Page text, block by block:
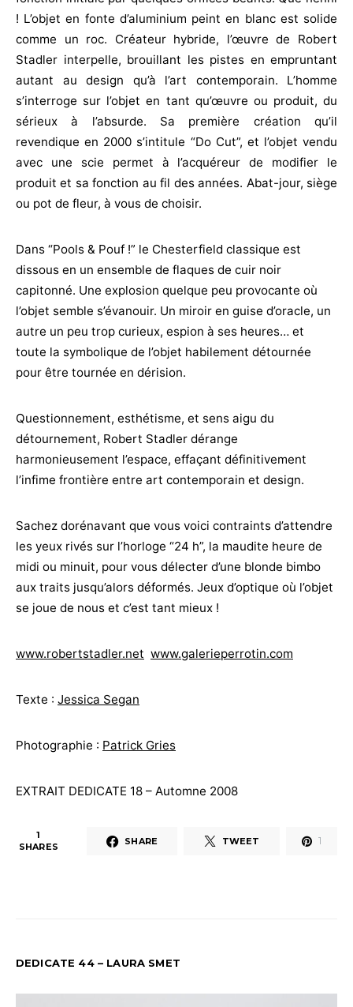
! L’objet en fonte d’aluminium peint en blanc est solide
comme un roc. Créateur hybride, l’œuvre de Robert
Stadler interpelle, brouillant les pistes en empruntant
autant au design qu’à l’art contemporain. L’homme
s’interroge sur l’objet en tant qu’œuvre ou produit, du
sérieux à l’absurde. Sa première création qu’il
revendique en 2000 s’intitule “Do Cut”, et l’objet vendu
avec une scie permet à l’acquéreur de modifier le
produit et sa fonction au fil des années. Abat-jour, siège
ou pot de fleur, à vous de choisir.
Dans “Pools & Pouf !” le Chesterfield classique est
dissous en un ensemble de flaques de cuir noir
capitonné. Une explosion quelque peu provocante où
l’objet semble s’évanouir. Un miroir en guise d’oracle, un
autre un peu trop curieux, espion à ses heures… et
toute la symbolique de l’objet habilement détournée
pour être tournée en dérision.
Questionnement, esthétisme, et sens aigu du
détournement, Robert Stadler dérange
harmonieusement l’espace, effaçant définitivement
l’infime frontière entre art contemporain et design.
Sachez dorénavant que vous voici contraints d’attendre
les yeux rivés sur l’horloge “24 h”, la maudite heure de
midi ou minuit, pour vous délecter d’une blonde bimbo
aux traits jusqu’alors déformés. Jeux d’optique où l’objet
se joue de nous et c’est tant mieux !
www.robertstadler.net www.galerieperrotin.com
Texte : Jessica Segan
Photographie : Patrick Gries
EXTRAIT DEDICATE 18 – Automne 2008
1
SHARES
SHARE TWEET 1
DEDICATE 44 – LAURA SMET